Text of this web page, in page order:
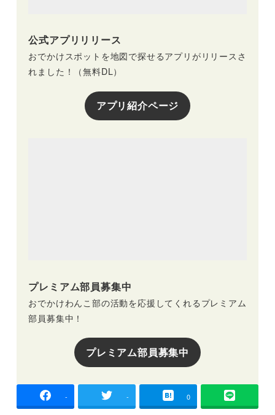
公式アプリリリース
おでかけスポットを地図で探せるアプリがリリースさ
れました！（無料DL）
アプリ紹介ページ
プレミアム部員募集中
おでかけわんこ部の活動を応援してくれるプレミアム
部員募集中！
プレミアム部員募集中
- - 0